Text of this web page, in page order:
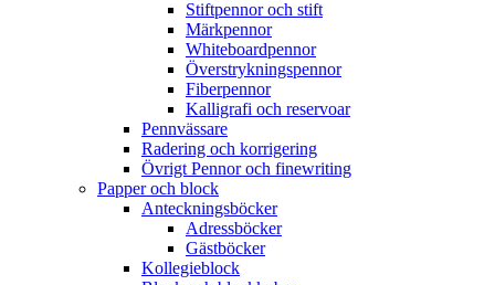
Stiftpennor och stift
Märkpennor
Whiteboardpennor
Överstrykningspennor
Fiberpennor
Kalligrafi och reservoar
Pennvässare
Radering och korrigering
Övrigt Pennor och finewriting
Papper och block
Anteckningsböcker
Adressböcker
Gästböcker
Kollegieblock